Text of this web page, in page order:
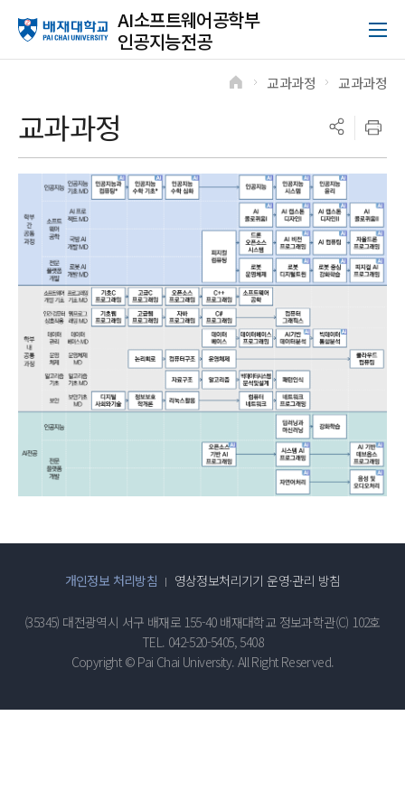
AI소프트웨어공학부
인공지능전공
교과과정
교과과정 교과과정
개인정보 처리방침 영상정보처리기기 운영·관리 방침
(35345) 대전광역시 서구 배재로 155-40 배재대학교 정보과학관(C) 102호
TEL. 042-520-5405, 5408
Copyright © Pai Chai University. All Right Reserved.